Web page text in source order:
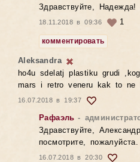
Здравствуйте,
18.11.2018 в 09:36 1
комментировать
Aleksandra
ho4u sdelatj plastiku grudi
mars i retro veneru kak to ne
16.07.2018 в 19:37
Рафаэль -
Здравствуйте,
посмотрите, пожалуйста.
16.07.2018 в 20:30